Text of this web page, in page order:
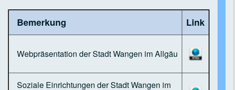
Bemerkung Link
Webpräsentation der Stadt Wangen im Allgäu
Soziale Einrichtungen der Stadt Wangen im